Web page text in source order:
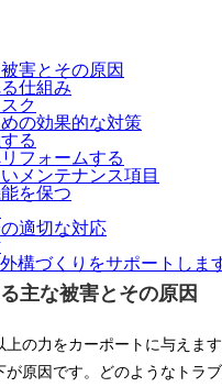
害とその原因
仕組み
ク
の効果的な対策
る
フォームする
メンテナンス項目
を保つ
適切な対応
構づくりをサポートしま
主な被害とその原因
の力をカーポートに与えま
原因です。どのようなトラ